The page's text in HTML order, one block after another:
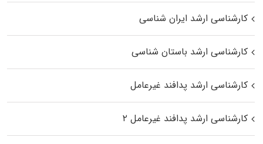
کارشناسی ارشد ایران شناسی
کارشناسی ارشد باستان شناسی
کارشناسی ارشد پدافند غیرعامل
کارشناسی ارشد پدافند غیرعامل ۲